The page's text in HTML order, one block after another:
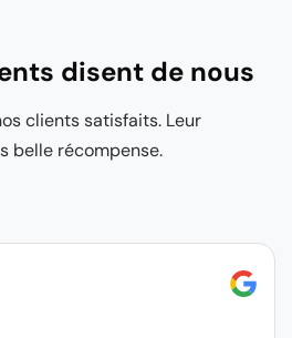
disent de nous
clients satisfaits. Leur
belle récompense.